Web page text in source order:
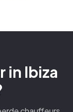
in Ibiza